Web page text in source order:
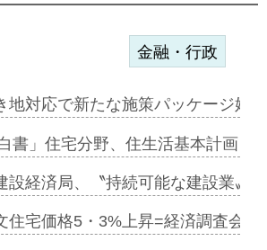
金融・行政
地対応で新たな施策パッケージ始
書」住宅分野、住生活基本計画
設経済局、〝持続可能な建設業〟
住宅価格5・3%上昇=経済調査会